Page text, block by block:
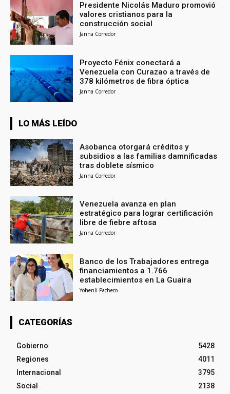
Presidente Nicolás Maduro promovió
valores cristianos para la
construcción social
Janna Corredor
Proyecto Fénix conectará a
Venezuela con Curazao a través de
378 kilómetros de fibra óptica
Janna Corredor
LO MÁS LEÍDO
Asobanca otorgará créditos y
subsidios a las familias damnificadas
tras doblete sísmico
Janna Corredor
Venezuela avanza en plan
estratégico para lograr certificación
libre de fiebre aftosa
Janna Corredor
Banco de los Trabajadores entrega
financiamientos a 1.766
establecimientos en La Guaira
Yohenli Pacheco
CATEGORÍAS
Gobierno
5428
Regiones
4011
Internacional
3795
Social
2138